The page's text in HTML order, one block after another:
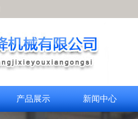
产品展示 新闻中心